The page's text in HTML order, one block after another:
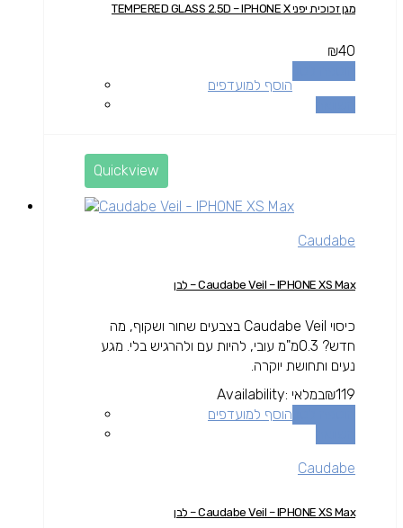
מגן זכוכית יפני TEMPERED GLASS 2.5D – IPHONE X
₪40
הוסף למועדפים
Quickview
Caudabe
Caudabe Veil – IPHONE XS Max – לבן
כיסוי Caudabe Veil בצבעים שחור ושקוף, מה
חדש? 0.3מ"מ עובי, להיות עם ולהרגיש בלי. מגע
נעים ותחושת יוקרה.
₪119
Availability: במלאי
הוסף למועדפים
Caudabe
Caudabe Veil – IPHONE XS Max – לבן